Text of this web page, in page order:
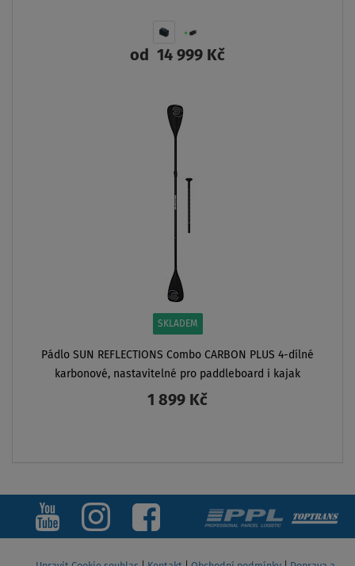
od 14 999 Kč
SKLADEM
Pádlo SUN REFLECTIONS Combo CARBON PLUS 4-dílné
karbonové, nastavitelné pro paddleboard i kajak
1 899 Kč